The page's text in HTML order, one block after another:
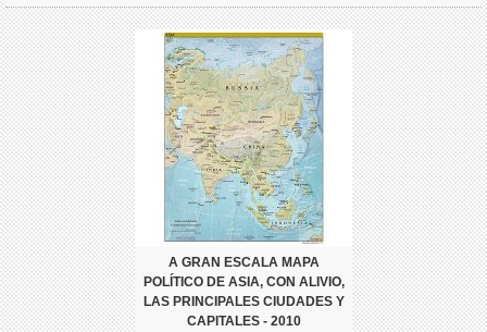
A GRAN ESCALA MAPA
POLÍTICO DE ASIA, CON ALIVIO,
LAS PRINCIPALES CIUDADES Y
CAPITALES - 2010